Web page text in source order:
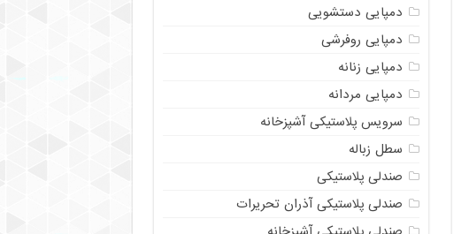
دمپایی دستشویی
دمپایی روفرشی
دمپایی زنانه
دمپایی مردانه
سرویس پلاستیکی آشپزخانه
سطل زباله
صندلی پلاستیکی
صندلی پلاستیکی آذران تحریرات